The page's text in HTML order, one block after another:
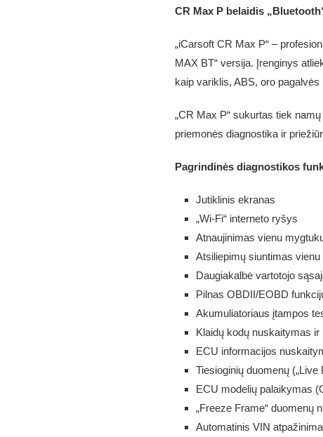
CR Max P belaidis
„iCarsoft CR Max P“ –
MAX BT“ versija. Įrenginys
kaip variklis, ABS, oro
„CR Max P“ sukurtas tiek
priemonės diagnostika ir
Pagrindinės diagnostikos
Jutiklinis ekranas
„Wi-Fi“ interneto ryšys
Atnaujinimas vienu
Atsiliepimų siuntimas
Daugiakalbė vartotojo
Pilnas OBDII/EOBD
Akumuliatoriaus įtampos
Klaidų kodų nuskaitymas ir
ECU informacijos
Tiesioginių duomenų („Live
ECU modelių palaikymas
„Freeze Frame“ duomenų
Automatinis VIN